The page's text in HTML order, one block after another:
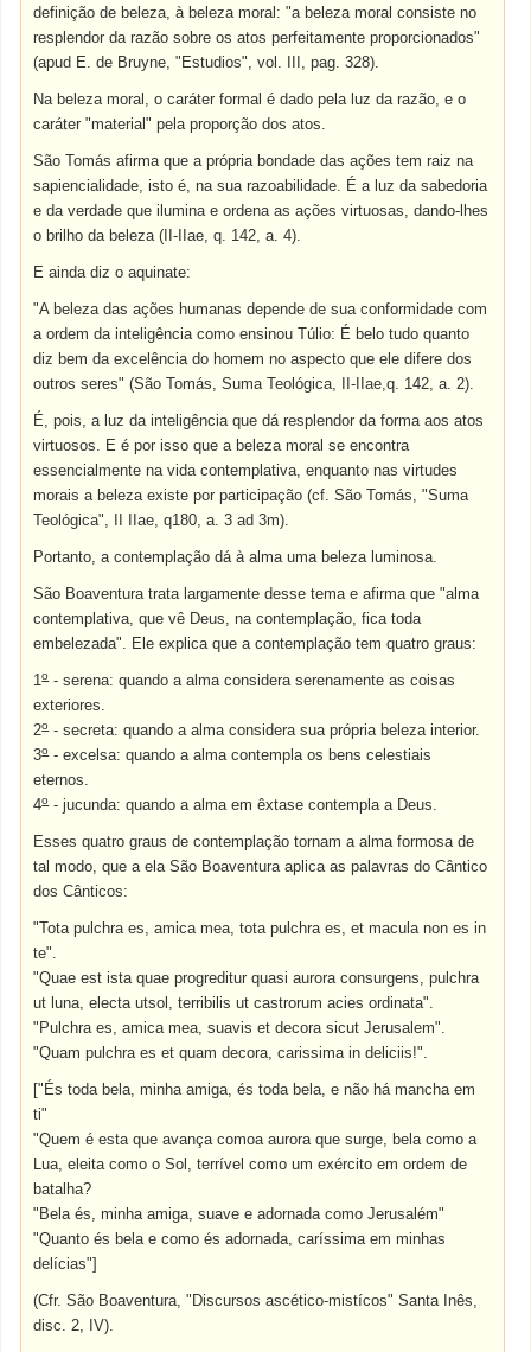
definição de beleza, à beleza moral: "a beleza moral consiste no
resplendor da razão sobre os atos perfeitamente proporcionados"
(apud E. de Bruyne, "Estudios", vol. III, pag. 328).
Na beleza moral, o caráter formal é dado pela luz da razão, e o
caráter "material" pela proporção dos atos.
São Tomás afirma que a própria bondade das ações tem raiz na
sapiencialidade, isto é, na sua razoabilidade. É a luz da sabedoria
e da verdade que ilumina e ordena as ações virtuosas, dando-lhes
o brilho da beleza (II-IIae, q. 142, a. 4).
E ainda diz o aquinate:
"A beleza das ações humanas depende de sua conformidade com
a ordem da inteligência como ensinou Túlio: É belo tudo quanto
diz bem da excelência do homem no aspecto que ele difere dos
outros seres" (São Tomás, Suma Teológica, II-IIae,q. 142, a. 2).
É, pois, a luz da inteligência que dá resplendor da forma aos atos
virtuosos. E é por isso que a beleza moral se encontra
essencialmente na vida contemplativa, enquanto nas virtudes
morais a beleza existe por participação (cf. São Tomás, "Suma
Teológica", II IIae, q180, a. 3 ad 3m).
Portanto, a contemplação dá à alma uma beleza luminosa.
São Boaventura trata largamente desse tema e afirma que "alma
contemplativa, que vê Deus, na contemplação, fica toda
embelezada". Ele explica que a contemplação tem quatro graus:
1o- serena: quando a alma considera serenamente as coisas
exteriores.
2o- secreta: quando a alma considera sua própria beleza interior.
3o- excelsa: quando a alma contempla os bens celestiais
eternos.
4o- jucunda: quando a alma em êxtase contempla a Deus.
Esses quatro graus de contemplação tornam a alma formosa de
tal modo, que a ela São Boaventura aplica as palavras do Cântico
dos Cânticos:
"Tota pulchra es, amica mea, tota pulchra es, et macula non es in
te".
"Quae est ista quae progreditur quasi aurora consurgens, pulchra
ut luna, electa utsol, terribilis ut castrorum acies ordinata".
"Pulchra es, amica mea, suavis et decora sicut Jerusalem".
"Quam pulchra es et quam decora, carissima in deliciis!".
["És toda bela, minha amiga, és toda bela, e não há mancha em
ti"
"Quem é esta que avança comoa aurora que surge, bela como a
Lua, eleita como o Sol, terrível como um exército em ordem de
batalha?
"Bela és, minha amiga, suave e adornada como Jerusalém"
"Quanto és bela e como és adornada, caríssima em minhas
delícias"]
(Cfr. São Boaventura, "Discursos ascético-mistícos" Santa Inês,
disc. 2, IV).